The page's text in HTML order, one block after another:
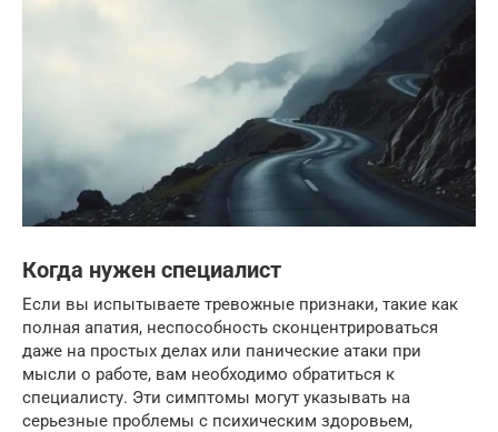
Когда нужен специалист
Если вы испытываете тревожные признаки, такие как
полная апатия, неспособность сконцентрироваться
даже на простых делах или панические атаки при
мысли о работе, вам необходимо обратиться к
специалисту. Эти симптомы могут указывать на
серьезные проблемы с психическим здоровьем,